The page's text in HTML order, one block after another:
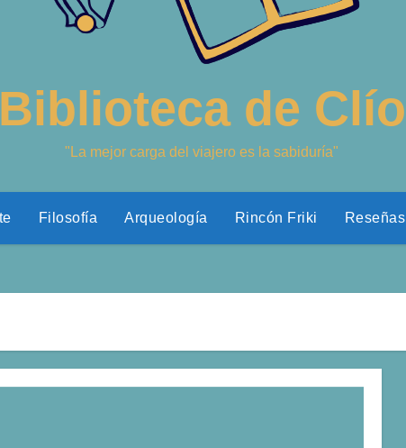
Biblioteca de Clío
"La mejor carga del viajero es la sabiduría"
Filosofía Arqueología Rincón Friki Reseñas